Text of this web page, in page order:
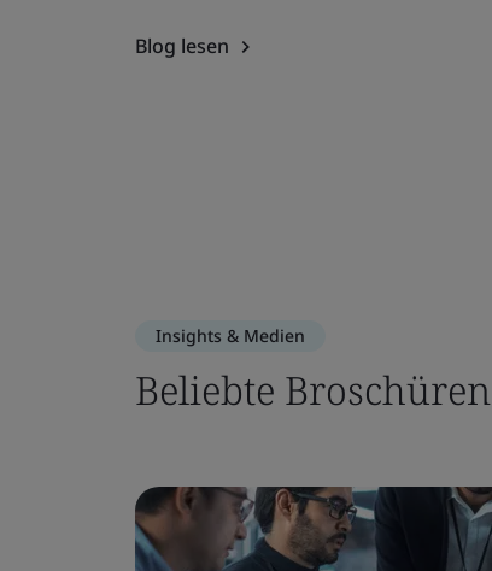
Blog lesen
Insights & Medien
Beliebte Broschüren